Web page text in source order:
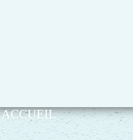
ACCUEIL